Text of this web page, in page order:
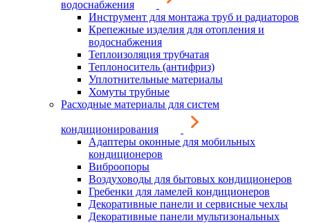
водоснабжения
Инструмент для монтажа труб и радиаторов
Крепежные изделия для отопления и
водоснабжения
Теплоизоляция трубчатая
Теплоноситель (антифриз)
Уплотнительные материалы
Хомуты трубные
Расходные материалы для систем
кондиционирования
Адаптеры оконные для мобильных
кондиционеров
Виброопоры
Воздуховоды для бытовых кондиционеров
Гребенки для ламелей кондиционеров
Декоративные панели и сервисные чехлы
Декоративные панели мультизональных